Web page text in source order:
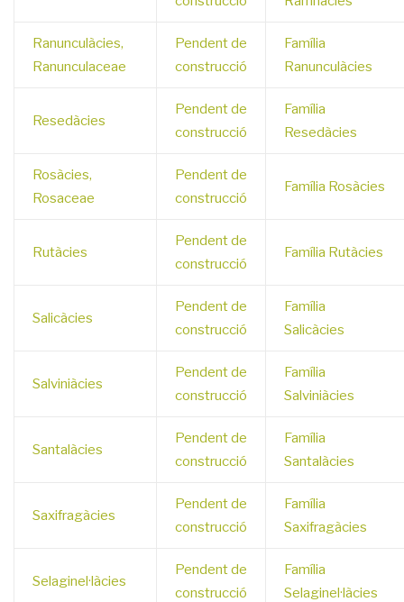
Ranunculàcies,
Ranunculaceae
Pendent de
construcció
Família
Ranunculàcies
Resedàcies
Pendent de
construcció
Família
Resedàcies
Rosàcies,
Rosaceae
Pendent de
construcció
Família Rosàcies
Rutàcies
Pendent de
construcció
Família Rutàcies
Salicàcies
Pendent de
construcció
Família
Salicàcies
Salviniàcies
Pendent de
construcció
Família
Salviniàcies
Santalàcies
Pendent de
construcció
Família
Santalàcies
Saxifragàcies
Pendent de
construcció
Família
Saxifragàcies
Selaginel·làcies
Pendent de
construcció
Família
Selaginel·làcies